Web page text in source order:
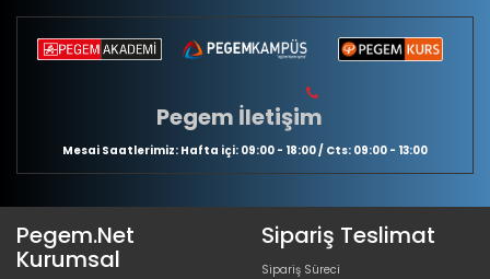
Pegem İletişim
Mesai Saatlerimiz: Hafta içi: 09:00 - 18:00 / Cts: 09:00 - 13:00
Pegem.Net
Kurumsal
Sipariş Teslimat
Sipariş Süreci